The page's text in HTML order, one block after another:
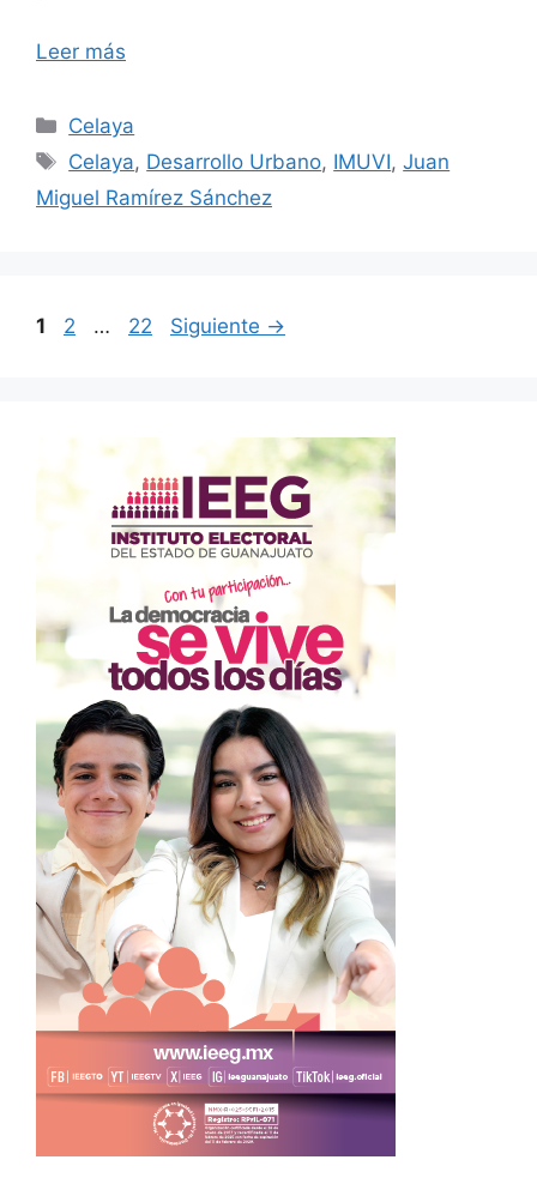
Leer más
Categorías
Celaya
Etiquetas
Celaya, Desarrollo Urbano, IMUVI,Juan
Miguel Ramírez Sánchez
Página
1 Página
2 … Página
22 Siguiente →